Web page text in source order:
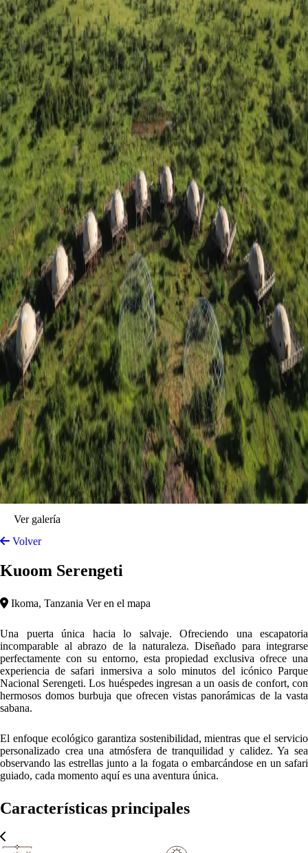
Ver galería
Volver
Kuoom Serengeti
Ikoma, Tanzania Ver en el mapa
Una puerta única hacia lo salvaje. Ofreciendo una escapatoria
incomparable al abrazo de la naturaleza. Diseñado para integrarse
perfectamente con su entorno, esta propiedad exclusiva ofrece una
experiencia de safari inmersiva a solo minutos del icónico Parque
Nacional Serengeti. Los huéspedes ingresan a un oasis de confort, con
hermosos domos burbuja que ofrecen vistas panorámicas de la vasta
sabana.
El enfoque ecológico garantiza sostenibilidad, mientras que el servicio
personalizado crea una atmósfera de tranquilidad y calidez. Ya sea
observando las estrellas junto a la fogata o embarcándose en un safari
guiado, cada momento aquí es una aventura única.
Características principales